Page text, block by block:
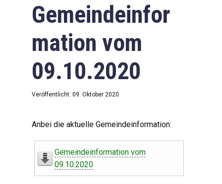
Gemeindeinfor
mation vom
09.10.2020
Veröffentlicht: 09. Oktober 2020
Anbei die aktuelle Gemeindeinformation:
Gemeindeinformation vom
09.10.2020